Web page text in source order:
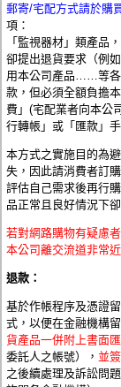
郵寄/宅配方式請於購
項：
「監視器材」類產品
卻提出退貨要求（例
用本公司產品……等各
款，但必須全額負擔
費」(宅配業者向本公
行轉帳」或「匯款」手
本方式之實施目的為
失，因此請消費者訂
評估自己需求後再行
品正常且良好情況下
若對網路購物有疑慮
本公司離交流道非常
退款：
基於作帳程序及憑證
式，以便在金融機構
貨產品一併附上書面
委託人之帳號）， 並
之後續處理及訴訟問